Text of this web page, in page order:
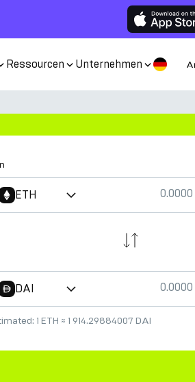
Ressourcen Unternehmen
ETH
DAI
1 ETH ≈ 1 914.29884007 DAI